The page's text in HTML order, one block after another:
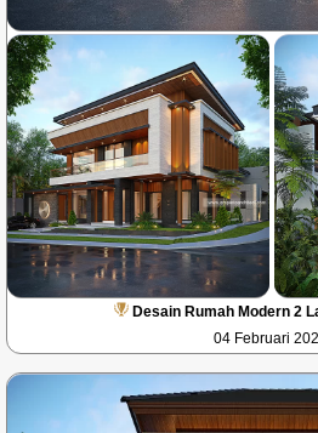
Desain Rumah Modern 2
04 Februari